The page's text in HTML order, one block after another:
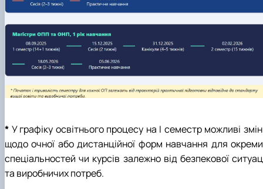
* У графіку освітнього процесу на І семестр можливі
щодо очної або дистанційної форм навчання для
спеціальностей чи курсів залежно від безпекової
та виробничих потреб.